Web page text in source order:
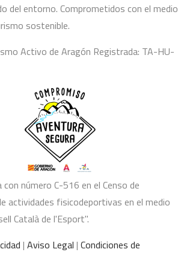
del entorno. Comprometidos con el medio
sostenible.
Activo de Aragón Registrada: TA-HU-
con número C-516 en el Censo de
actividades fisicodeportivas en el medio
Català de l'Esport".
| Aviso Legal | Condiciones de